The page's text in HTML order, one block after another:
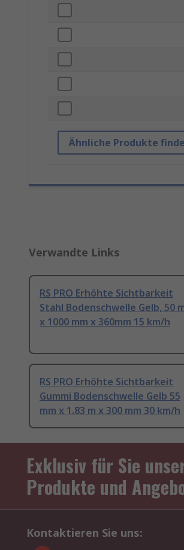
Ähnliche Produkte
Verwandte Links
RS PRO Erhöhte Sichtbarkeit
Stahl Bodenschwelle Gelb, 50
x 1000 mm x 360mm 15 km/h
RS PRO Erhöhte Sichtbarkeit
Gummi Bodenschwelle Gelb 55
mm x 1.83 m x 300 mm 30 km/h
Exklusiv für Sie
Produkte und
Kontaktieren Sie uns: